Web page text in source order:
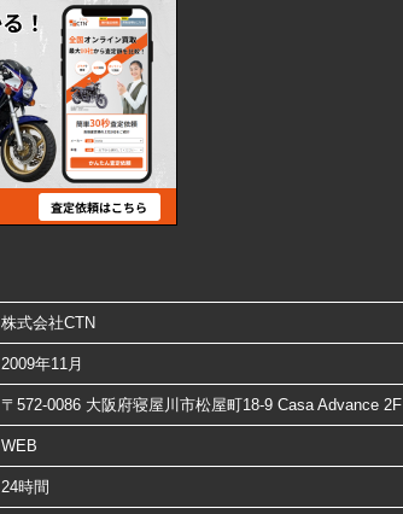
株式会社CTN
2009年11月
〒572-0086 大阪府寝屋川市松屋町18-9 Casa Advance 2F
WEB
24時間